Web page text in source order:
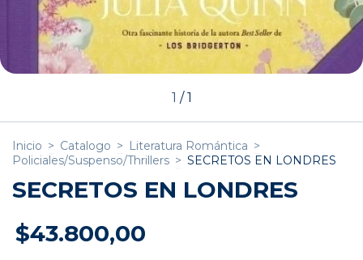
1 /1
Inicio > Catalogo > Literatura Romántica >
Policiales/Suspenso/Thrillers > SECRETOS EN LONDRES
SECRETOS EN LONDRES
$43.800,00